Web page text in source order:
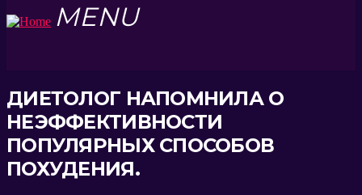
MENU
ДИЕТОЛОГ НАПОМНИЛА О
НЕЭФФЕКТИВНОСТИ
ПОПУЛЯРНЫХ СПОСОБОВ
ПОХУДЕНИЯ.